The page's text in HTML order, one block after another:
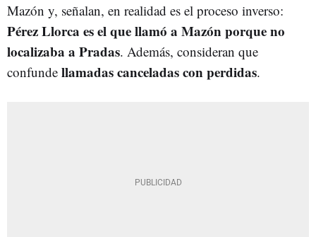
Mazón y, señalan, en realidad es el proceso inverso:
Pérez Llorca es el que llamó a Mazón porque no
localizaba a Pradas. Además, consideran que
confunde llamadas canceladas con perdidas.